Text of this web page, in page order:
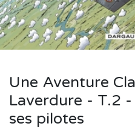
Une Aventure
Laverdure - T.2
ses pilotes